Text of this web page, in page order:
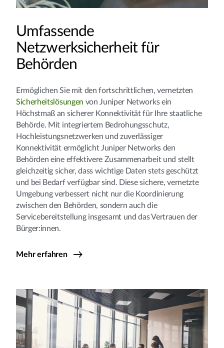
Umfassende
Netzwerksicherheit für
Behörden
Ermöglichen Sie mit den fortschrittlichen, vernetzten
Sicherheitslösungen von Juniper Networks ein
Höchstmaß an sicherer Konnektivität für Ihre staatliche
Behörde. Mit integriertem Bedrohungsschutz,
Hochleistungsnetzwerken und zuverlässiger
Konnektivität ermöglicht Juniper Networks den
Behörden eine effektivere Zusammenarbeit und stellt
gleichzeitig sicher, dass wichtige Daten stets geschützt
und bei Bedarf verfügbar sind. Diese sichere, vernetzte
Umgebung verbessert nicht nur die Koordinierung
zwischen den Behörden, sondern auch die
Servicebereitstellung insgesamt und das Vertrauen der
Bürger:innen.
Mehr erfahren